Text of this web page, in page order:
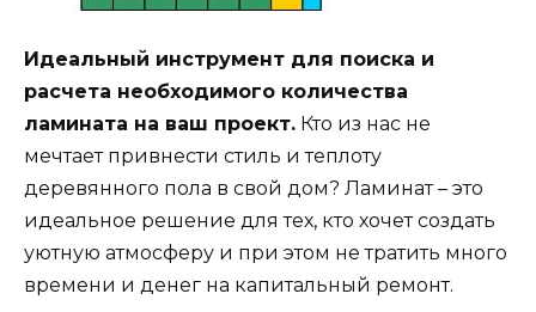
Идеальный инструмент для поиска и
расчета необходимого количества
ламината на ваш проект. Кто из нас не
мечтает привнести стиль и теплоту
деревянного пола в свой дом? Ламинат – это
идеальное решение для тех, кто хочет создать
уютную атмосферу и при этом не тратить много
времени и денег на капитальный ремонт.